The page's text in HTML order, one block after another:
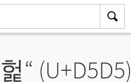
헕“ (U+D5D5)